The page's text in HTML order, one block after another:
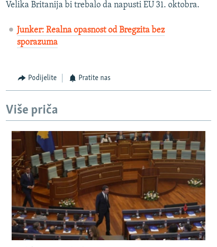
Velika Britanija bi trebalo da napusti EU 31. oktobra.
Junker: Realna opasnost od Bregzita bez
sporazuma
Podijelite Pratite nas
Više priča